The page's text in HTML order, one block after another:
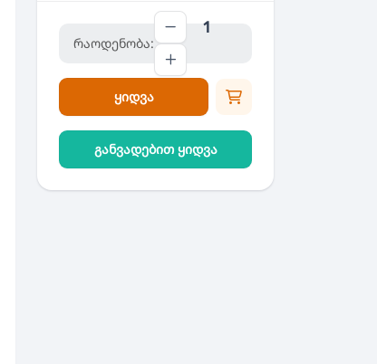
რაოდენობა:
ყიდვა
განვადებით ყიდვა